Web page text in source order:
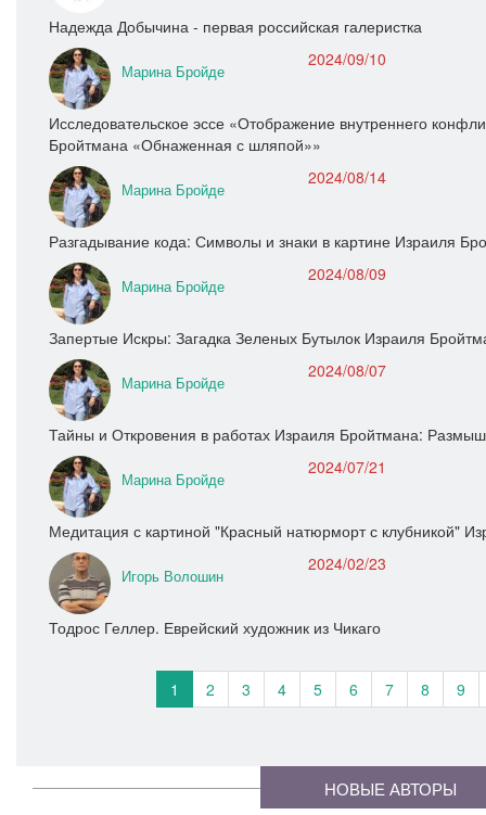
Надежда Добычина - первая российская галеристка
Марина Бройде
2024/09/10
Исследовательское эссе «Отображение внутреннего
Бройтмана «Обнаженная с шляпой»»
Марина Бройде
2024/08/14
Разгадывание кода: Символы и знаки в картине Израиля
Марина Бройде
2024/08/09
Запертые Искры: Загадка Зеленых Бутылок Израиля
Марина Бройде
2024/08/07
Тайны и Откровения в работах Израиля Бройтмана:
Марина Бройде
2024/07/21
Медитация с картиной "Красный натюрморт с клубникой"
Игорь Волошин
2024/02/23
Тодрос Геллер. Еврейский художник из Чикаго
1 2 3 4 5 6 7 8 9
НОВЫЕ АВТОРЫ